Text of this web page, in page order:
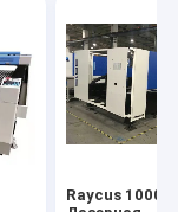
Raycus 1000W